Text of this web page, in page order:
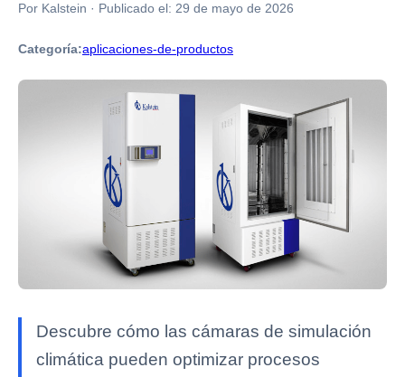
Por Kalstein · Publicado el: 29 de mayo de 2026
Categoría:aplicaciones-de-productos
Descubre cómo las cámaras de simulación
climática pueden optimizar procesos